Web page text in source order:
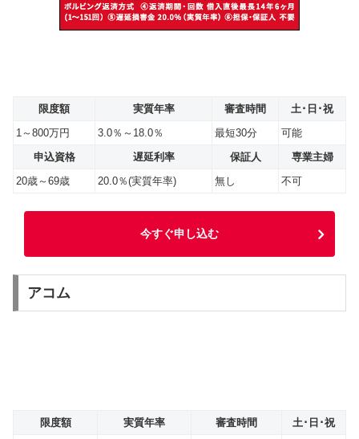
限度額 実質年率 審査時間
土･日･祝
1～800万円
3.0％～18.0％ 最短30分
可能
申込資格
遅延利率 保証人
専業主婦
20歳～69歳
20.0％(実質年率) 無し 不可
今すぐ申し込む
アコム
限度額 実質年率 審査時間
土･日･祝